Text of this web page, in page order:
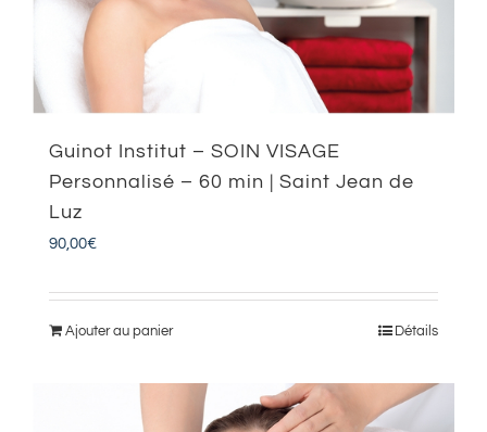
Guinot Institut – SOIN VISAGE
Personnalisé – 60 min | Saint Jean de
Luz
90,00€
Ajouter au panier Détails